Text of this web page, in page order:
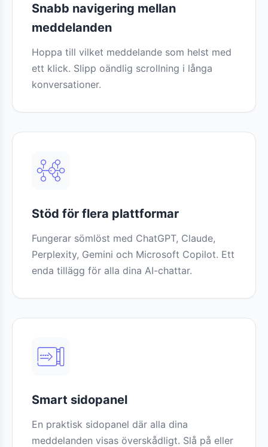
Snabb navigering mellan
meddelanden
Hoppa till vilket meddelande som helst med
ett klick. Slipp oändlig scrollning i långa
konversationer.
Stöd för flera plattformar
Fungerar sömlöst med ChatGPT, Claude,
Perplexity, Gemini och Microsoft Copilot. Ett
enda tillägg för alla dina AI-chattar.
Smart sidopanel
En praktisk sidopanel där alla dina
meddelanden visas överskådligt. Slå på eller